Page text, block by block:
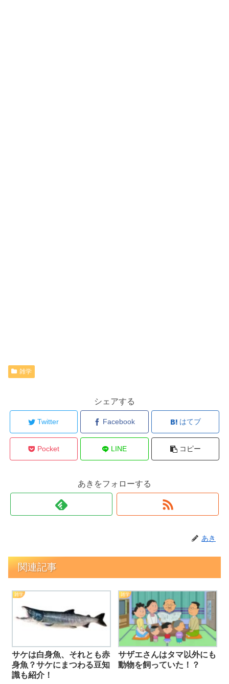
雑学
シェアする
Twitter Facebook はてブ
Pocket LINE コピー
あきをフォローする
あき
関連記事
雑学
サケは白身魚、それとも赤
身魚？サケにまつわる豆知
識も紹介！
雑学
サザエさんはタマ以外にも
動物を飼っていた！？